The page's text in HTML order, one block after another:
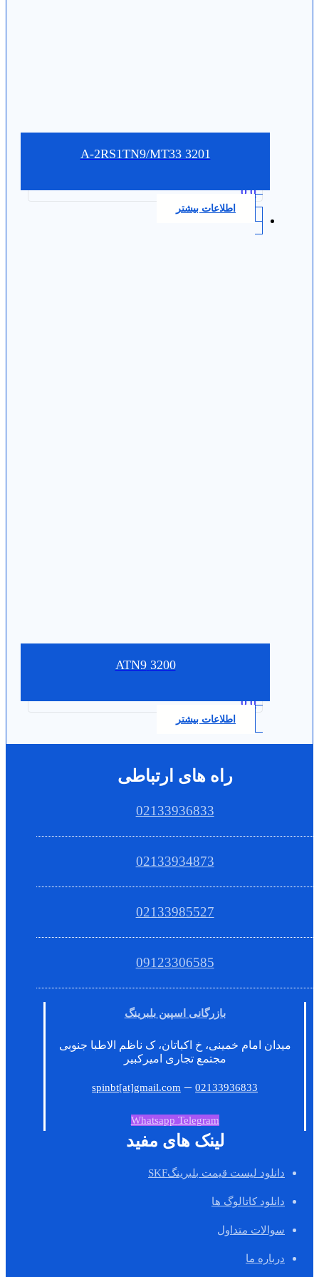
3201 A-2RS1TN9/MT33
0.0
اطلاعات بیشتر
3200 ATN9
0.0
اطلاعات بیشتر
راه های ارتباطی
02133936833
02133934873
02133985527
09123306585
بازرگانی اسپین بلبرینگ
میدان امام خمینی، خ اکباتان، ک ناظم الاطبا جنوبی
مجتمع تجاری امیرکبیر
spinbt[at]gmail.com –02133936833
Whatsapp Telegram
لینک های مفید
دانلود لیست قیمت بلبرینگSKF
دانلود کاتالوگ ها
سوالات متداول
درباره ما